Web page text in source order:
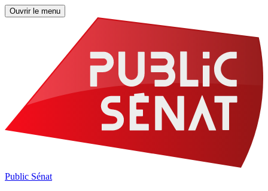
Ouvrir le menu
Public Sénat